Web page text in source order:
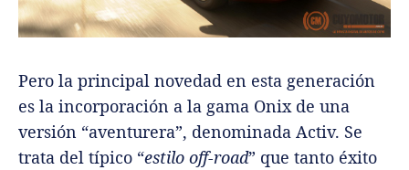
Pero la principal novedad en esta generación
es la incorporación a la gama Onix de una
versión “aventurera”, denominada Activ. Se
trata del típico “estilo off-road” que tanto éxito